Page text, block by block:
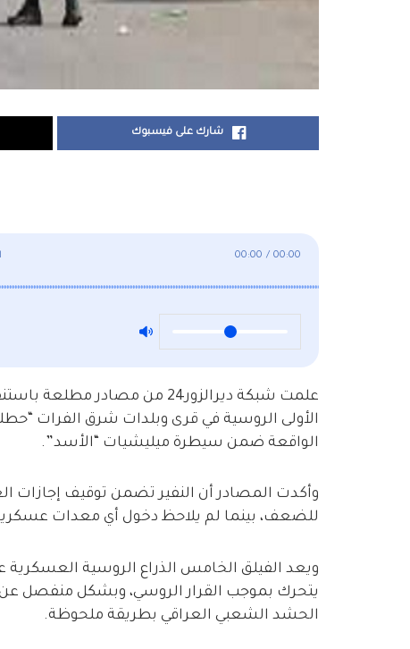
شارك على فيسبوك
00:00 / 00:00
علمت شبكة ديرالزور24 من
الأولى الروسية في قرى وبلدات شرق الفرات
الواقعة ضمن سيطرة ميليشيات “الأسد”.
وأكدت المصادر أن النفير تضمن توقيف إجازات
للضعف، بينما لم يلاحظ دخول أي معدات
ويعد الفيلق الخامس الذراع الروسية
يتحرك بموجب القرار الروسي، وبشكل منفصل عن
الحشد الشعبي العراقي بطريقة ملحوظة.